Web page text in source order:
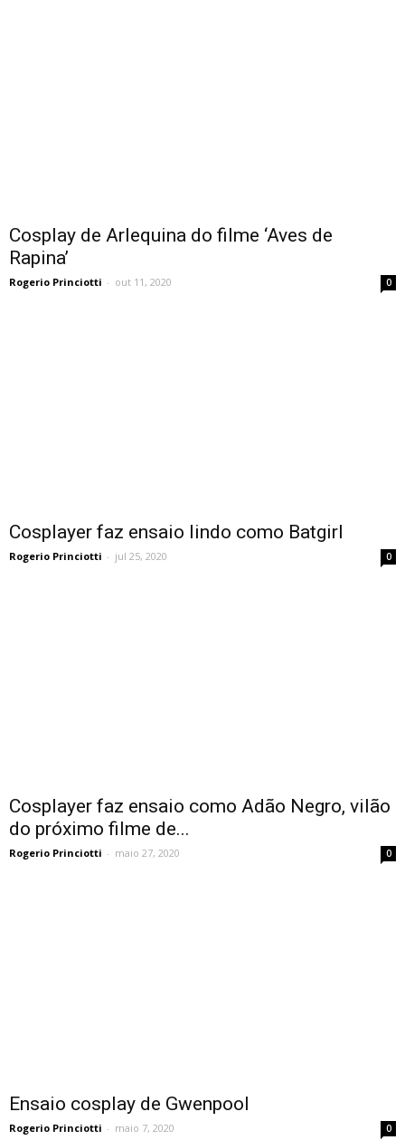
Cosplay de Arlequina do filme ‘Aves de
Rapina’
Rogerio Princiotti - out 11, 2020 0
Cosplayer faz ensaio lindo como Batgirl
Rogerio Princiotti - jul 25, 2020 0
Cosplayer faz ensaio como Adão Negro, vilão
do próximo filme de...
Rogerio Princiotti - maio 27, 2020 0
Ensaio cosplay de Gwenpool
Rogerio Princiotti - maio 7, 2020 0